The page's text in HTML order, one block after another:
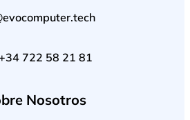
722 58 21 81
Nosotros